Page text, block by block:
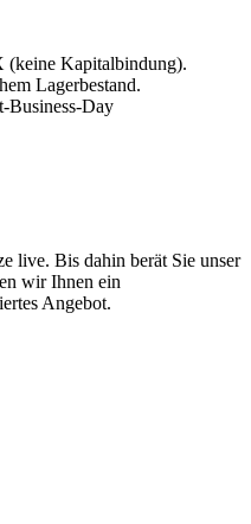
(keine Kapitalbindung).
Lagerbestand.
Business-Day
live. Bis dahin berät Sie unser
wir Ihnen ein
Angebot.